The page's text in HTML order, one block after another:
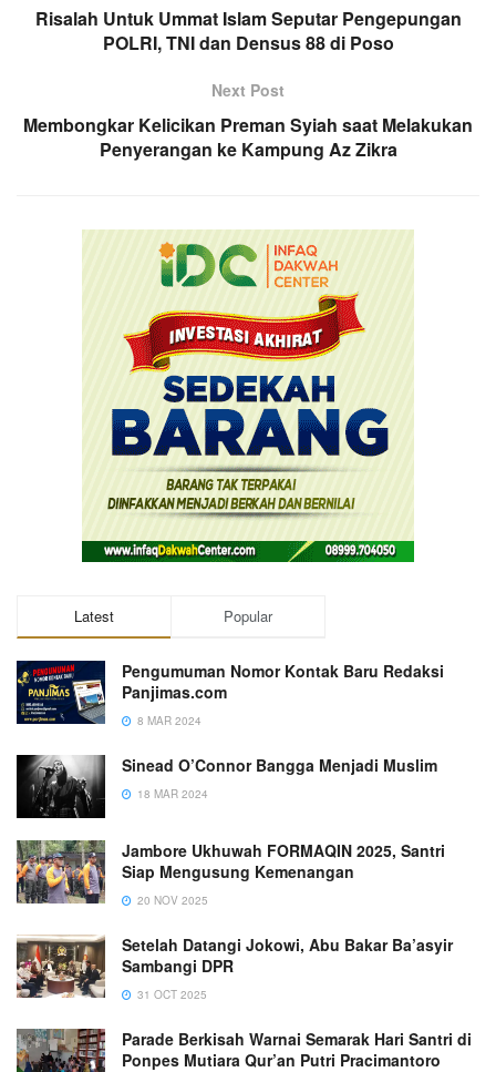
Risalah Untuk Ummat Islam Seputar Pengepungan
POLRI, TNI dan Densus 88 di Poso
Next Post
Membongkar Kelicikan Preman Syiah saat Melakukan
Penyerangan ke Kampung Az Zikra
Latest Popular
Pengumuman Nomor Kontak Baru Redaksi
Panjimas.com
8 MAR 2024
Sinead O’Connor Bangga Menjadi Muslim
18 MAR 2024
Jambore Ukhuwah FORMAQIN 2025, Santri
Siap Mengusung Kemenangan
20 NOV 2025
Setelah Datangi Jokowi, Abu Bakar Ba’asyir
Sambangi DPR
31 OCT 2025
Parade Berkisah Warnai Semarak Hari Santri di
Ponpes Mutiara Qur’an Putri Pracimantoro